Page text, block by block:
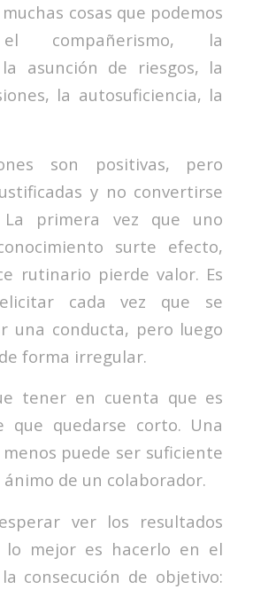
cosas que podemos
el compañerismo, la
asunción de riesgos, la
la autosuficiencia, la
son positivas, pero
y no convertirse
primera vez que uno
surte efecto,
rutinario pierde valor. Es
cada vez que se
una conducta, pero luego
forma irregular.
tener en cuenta que es
que quedarse corto. Una
puede ser suficiente
de un colaborador.
ver los resultados
lo mejor es hacerlo en el
consecución de objetivo: